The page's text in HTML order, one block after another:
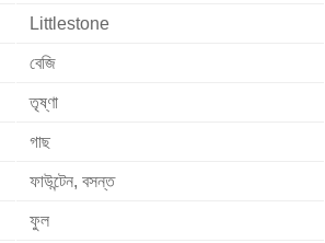
Littlestone
বেজি
তৃষ্ণা
গাছ
ফাউন্টেন, বসন্ত
ফুল